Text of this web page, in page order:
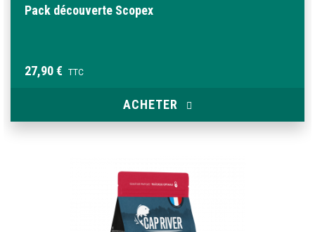
Pack découverte Scopex
27,90 € TTC
ACHETER